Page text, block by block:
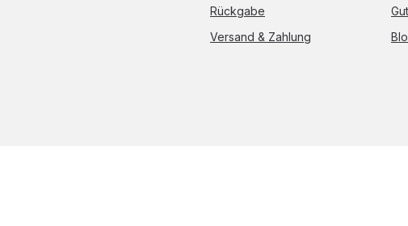
Rückgabe
Versand & Zahlung